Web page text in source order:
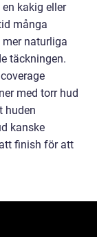
kakig eller
många
naturliga
täckningen.
med torr hud
huden
kanske
finish för att